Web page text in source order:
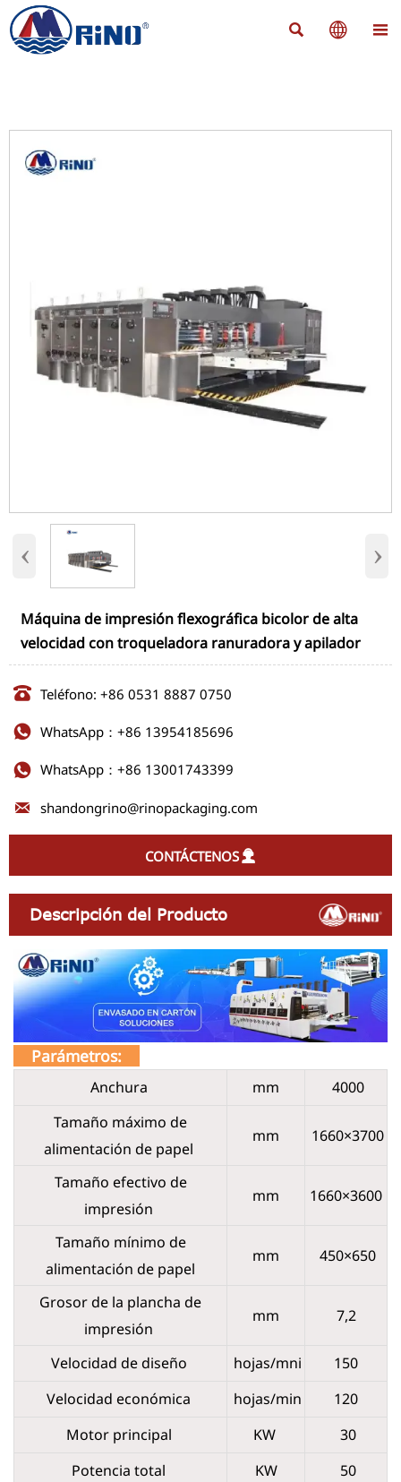
  
‹ ›
Máquina de impresión flexográfica bicolor de alta
velocidad con troqueladora ranuradora y apilador
 Teléfono: +86 0531 8887 0750
 WhatsApp：+86 13954185696
 WhatsApp：+86 13001743399
 shandongrino@rinopackaging.com
CONTÁCTENOS
Descripción del Producto
Parámetros:
Anchura mm
4000
Tamaño máximo de
alimentación de papel
mm 1660×3700
Tamaño efectivo de
impresión
mm 1660×3600
Tamaño mínimo de
alimentación de papel
mm 450×650
Grosor de la plancha de
impresión
mm 7,2
Velocidad de diseño hojas/mni
150
Velocidad económica
hojas/min
120
Motor principal
KW
30
Potencia total
KW
50